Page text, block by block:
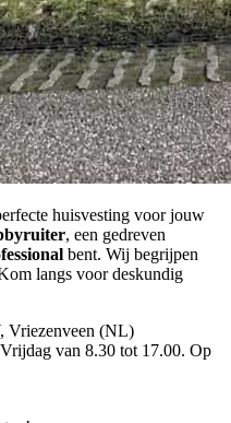
huisvesting voor jouw
, een gedreven
bent. Wij begrijpen
langs voor deskundig
Vriezenveen (NL)
van 8.30 tot 17.00. Op